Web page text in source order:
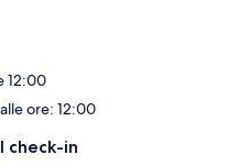
12:00
ore: 12:00
check-in